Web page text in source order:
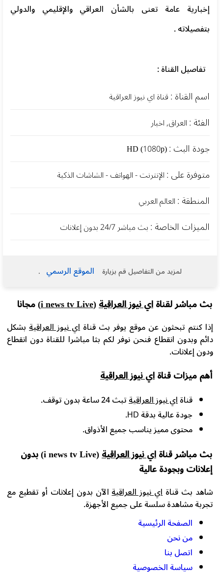
إخبارية عامة تعنى بالشأن العراقي والإقليمي والدولي
بتفصيلاته .
تفاصيل القناة :
اسم القناة :قناة اي نيوز العراقية
الفئة :العراق, اخبار
جودة البث :
متوفرة على :الإنترنت - الهواتف - الشاشات الذكية
المنطقة :العالم العربي
الميزات الخاصة :بث مباشر 24/7 بدون إعلانات
لمزيد من التفاصيل قم بزيارة الموقع الرسمي .
بث مباشر لقناةاي نيوز العراقية(i news tv Live) مجانا
إذا كنتم تبحثون عن موقع يوفر بث قناة اي نيوز العراقية بشكل
دائم وبدون انقطاع فنحن نوفر لكم بثا مباشرا للقناة دون انقطاع
ودون إعلانات.
أهم ميزات قناةاي نيوز العراقية
قناةاي نيوز العراقيةتبث 24 ساعة بدون توقف.
جودة عالية بدقة HD.
محتوى مميز يناسب جميع الأذواق.
بث مباشر قناةاي نيوز العراقية (i news tv Live) بدون
إعلانات وبجودة عالية
شاهد بث قناةاي نيوز العراقيةالآن بدون إعلانات أو تقطيع مع
تجربة مشاهدة سلسة على جميع الأجهزة.
الصفحة الرئيسية
من نحن
اتصل بنا
سياسة الخصوصية